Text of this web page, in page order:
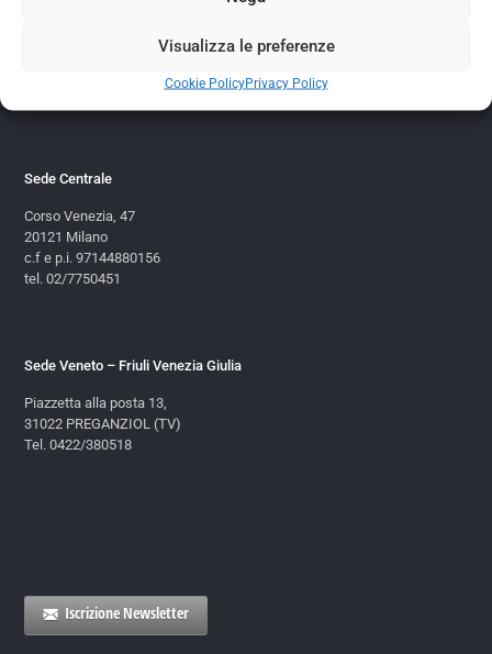
Visualizza le preferenze
Cookie PolicyPrivacy Policy
Copyright © 2017 Assorecuperi
Sede Centrale
Corso Venezia, 47
20121 Milano
c.f e p.i. 97144880156
tel. 02/7750451
Sede Veneto – Friuli Venezia Giulia
Piazzetta alla posta 13,
31022 PREGANZIOL (TV)
Tel. 0422/380518
Iscrizione Newsletter